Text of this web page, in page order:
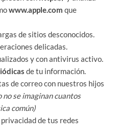
www.apple.com que
de sitios desconocidos.
delicadas.
y con antivirus activo.
de tu información.
de correo con nuestros hijos
no se imaginan cuantos
común)
privacidad de tus redes